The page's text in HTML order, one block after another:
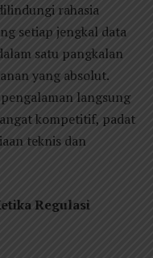
rahasia
setiap jengkal data
satu pangkalan
yang absolut.
langsung
kompetitif, padat
teknis dan
Regulasi